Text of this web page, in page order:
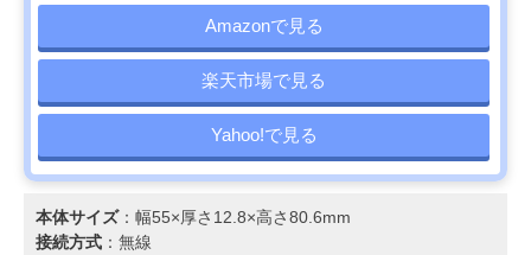
Amazonで見る
楽天市場で見る
Yahoo!で見る
本体サイズ：幅55×厚さ12.8×高さ80.6mm
接続方式 ：無線